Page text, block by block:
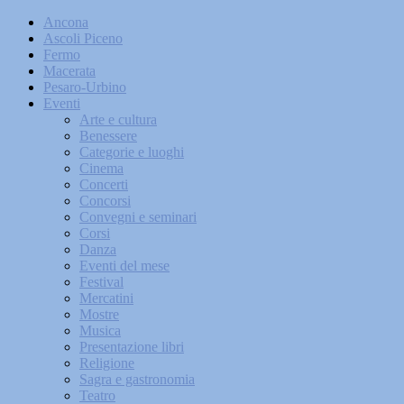
Ancona
Ascoli Piceno
Fermo
Macerata
Pesaro-Urbino
Eventi
Arte e cultura
Benessere
Categorie e luoghi
Cinema
Concerti
Concorsi
Convegni e seminari
Corsi
Danza
Eventi del mese
Festival
Mercatini
Mostre
Musica
Presentazione libri
Religione
Sagra e gastronomia
Teatro